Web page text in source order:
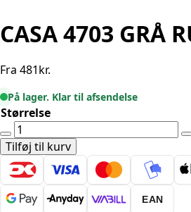
CASA 4703 GRÅ
Fra 481kr.
På lager. Klar til afsendelse
Størrelse
CASA
4703
GRÅ
RUND
antal
Tilføj til kurv
EAN